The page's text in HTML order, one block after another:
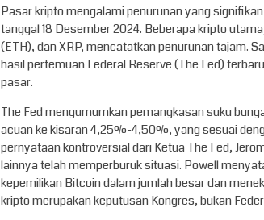
Pasar kripto mengalami penurunan yang
tanggal 18 Desember 2024. Beberapa kripto
(ETH), dan XRP, mencatatkan penurunan tajam.
hasil pertemuan Federal Reserve (The Fed)
pasar.
The Fed mengumumkan pemangkasan suku
acuan ke kisaran 4,25%-4,50%, yang sesuai
pernyataan kontroversial dari Ketua The Fed,
lainnya telah memperburuk situasi. Powell
kepemilikan Bitcoin dalam jumlah besar dan
kripto merupakan keputusan Kongres, bukan